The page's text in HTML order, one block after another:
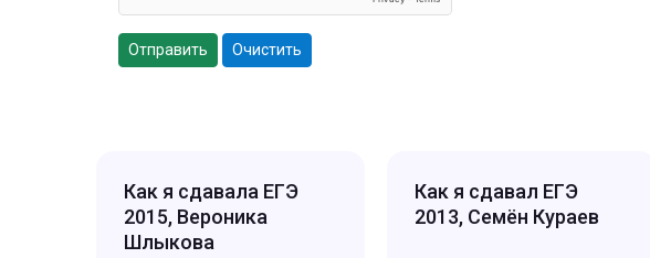
Отправить Очистить
Как я сдавала ЕГЭ
2015, Вероника
Шлыкова
Как я сдавал ЕГЭ
2013, Семён Кураев